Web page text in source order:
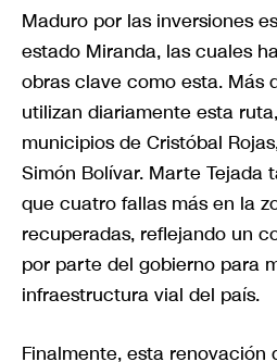
Maduro por las inversiones
estado Miranda, las cuales
obras clave como esta. Más
utilizan diariamente esta
municipios de Cristóbal
Simón Bolívar. Marte Tejada
que cuatro fallas más en la
recuperadas, reflejando un
por parte del gobierno para
infraestructura vial del país.
Finalmente, esta renovación